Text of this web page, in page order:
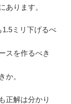
あります。
ミリ下げるべ
スを作るべき
か。
正解は分かり